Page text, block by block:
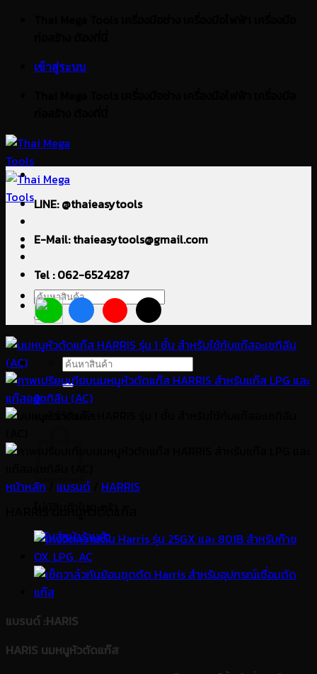
เข้าสู่ระบบ
ค้นหา:
ค้นหา:
0
กลับสู่หน้าร้านค้า
LINE: @thaieasytools
E-Mail: thaieasytools@gmail.com
Tel : 062-6524287
หน้าหลัก แบรนด์ HARRIS
แบรนด์ :HARIS
HARIS นมหนูหัวตัดแก๊ส